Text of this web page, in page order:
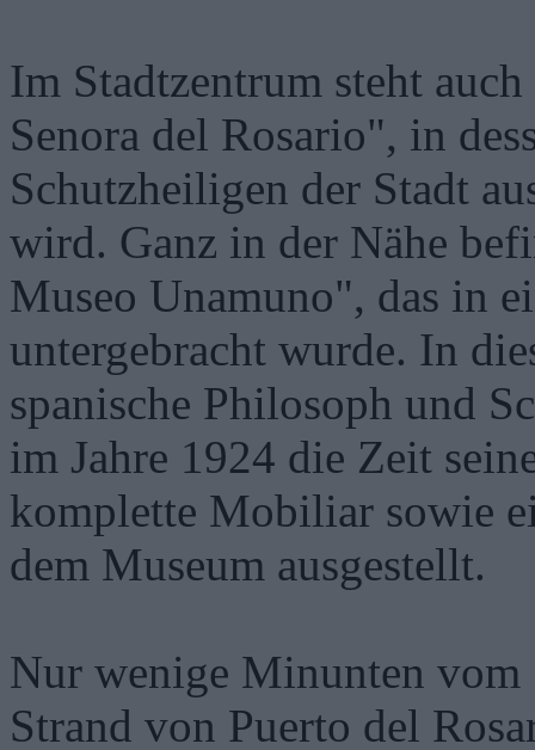
Im Stadtzentrum steht
Senora del Rosario", in
Schutzheiligen der Stadt
wird. Ganz in der Nähe
Museo Unamuno", das in
untergebracht wurde. In
spanische Philosoph und
im Jahre 1924 die Zeit
komplette Mobiliar sowie
dem Museum ausgestellt.
Nur wenige Minunten
Strand von Puerto del